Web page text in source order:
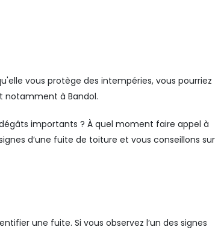
vous protège des intempéries, vous pourriez
notamment à Bandol.
importants ? À quel moment faire appel à
d’une fuite de toiture et vous conseillons sur
une fuite. Si vous observez l’un des signes